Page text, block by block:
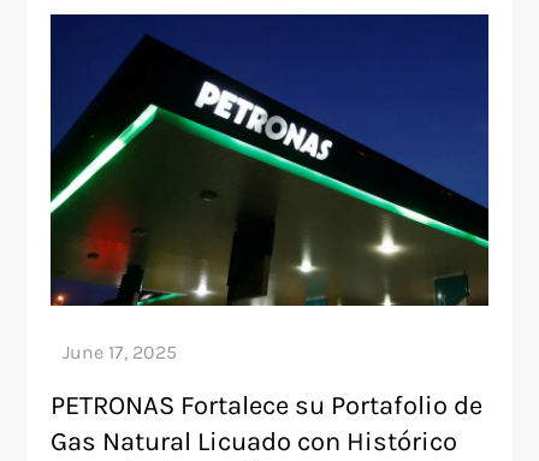
PETRONAS Fortalece su Portafolio de
Gas Natural Licuado con Histórico